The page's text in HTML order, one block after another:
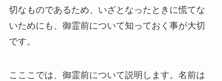
切なものであるため、いざとなったときに慌てな
いためにも、御霊前について知っておく事が大切
です。
こここでは、御霊前について説明します。名前は